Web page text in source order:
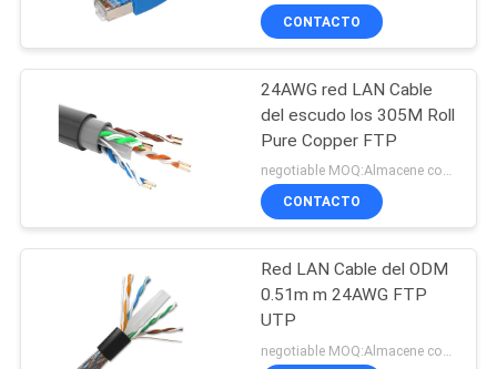
CALIDAD
ÉNTRENOS
CONTACTO
NOTICIAS
CASOS
CONTACTO
24AWG red LAN Cable
del escudo los 305M Roll
Pure Copper FTP
negotiable MOQ:Almacene como petición del cliente, tipo modificado para requisitos particulares 30000meter.
CONTACTO
Red LAN Cable del ODM
0.51m m 24AWG FTP
UTP
negotiable MOQ:Almacene como petición del cliente, tipo modificado para requisitos particulares 30000meter.